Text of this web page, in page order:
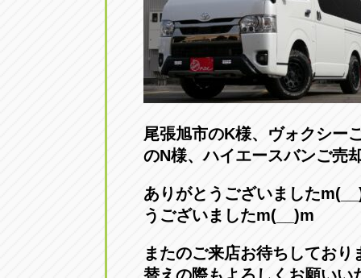
0587-66-
オートフ
052-400-
トラック
059-331-
愛知県岩倉市大地町長田35-1
オートフレンド
愛知県清須市春日砂賀東114
三重
トラック市四日市店
三重県四日市市午起3丁目1番3
尾張旭市のK様、ヴォ
のN様、ハイエースバンご売
ありがとうございま
うございましたm(__)m
またのご来店お待ちし